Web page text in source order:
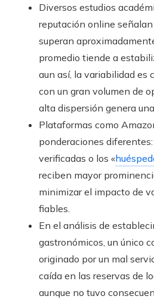
Diversos estudios
reputación online señalan
superan
promedio tiende a
aun así, la variabilidad es
con un gran volumen de
alta dispersión genera
Plataformas como
ponderaciones
verificadas o los «
reciben mayor
minimizar el impacto de
fiables.
En el análisis de
gastronómicos, un único
originado por un mal
caída en las reservas de
aunque no tuvo